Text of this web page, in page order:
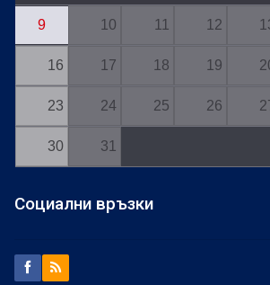
9 10 11 12
16 17 18 19
23 24 25 26
30 31
Социални връзки